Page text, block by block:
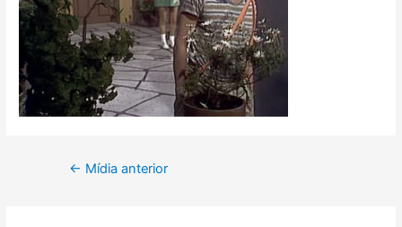
Navegação
← Mídia anterior